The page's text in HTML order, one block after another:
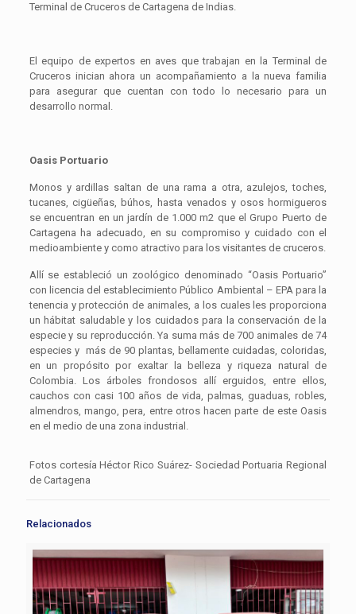
Terminal de Cruceros de Cartagena de Indias.
El equipo de expertos en aves que trabajan en la Terminal de
Cruceros inician ahora un acompañamiento a la nueva familia
para asegurar que cuentan con todo lo necesario para un
desarrollo normal.
Oasis Portuario
Monos y ardillas saltan de una rama a otra, azulejos, toches,
tucanes, cigüeñas, búhos, hasta venados y osos hormigueros
se encuentran en un jardín de 1.000 m2 que el Grupo Puerto de
Cartagena ha adecuado, en su compromiso y cuidado con el
medioambiente y como atractivo para los visitantes de cruceros.
Allí se estableció un zoológico denominado “Oasis Portuario”
con licencia del establecimiento Público Ambiental – EPA para la
tenencia y protección de animales, a los cuales les proporciona
un hábitat saludable y los cuidados para la conservación de la
especie y su reproducción. Ya suma más de 700 animales de 74
especies y más de 90 plantas, bellamente cuidadas, coloridas,
en un propósito por exaltar la belleza y riqueza natural de
Colombia. Los árboles frondosos allí erguidos, entre ellos,
cauchos con casi 100 años de vida, palmas, guaduas, robles,
almendros, mango, pera, entre otros hacen parte de este Oasis
en el medio de una zona industrial.
Fotos cortesía Héctor Rico Suárez- Sociedad Portuaria Regional
de Cartagena
Relacionados